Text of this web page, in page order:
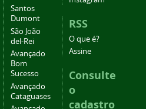
Santos
Dumont
São João
del-Rei
Avançado
Bom
Sucesso
Avançado
Cataguases
RSS
O que é?
Assine
Consulte
o
cadastro